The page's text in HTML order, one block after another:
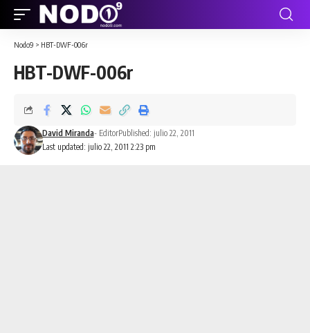
Nodo9 > HBT-DWF-006r
HBT-DWF-006r
Last updated: julio 22, 2011 2:23 pm
David Miranda- EditorPublished: julio 22, 2011